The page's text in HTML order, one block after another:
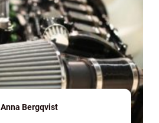
Anna Bergqvist